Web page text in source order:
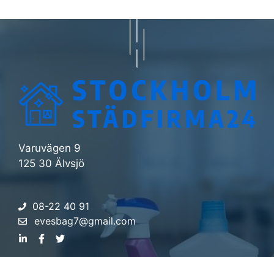
Varuvägen 9
125 30 Älvsjö
08-22 40 91
evesbag7@gmail.com